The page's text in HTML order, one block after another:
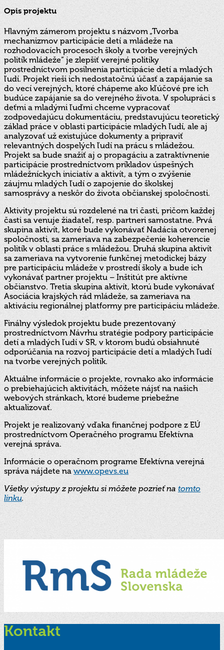
Opis projektu
Hlavným zámerom projektu s názvom „Tvorba
mechanizmov participácie detí a mládeže na
rozhodovacích procesoch školy a tvorbe verejných
politík mládeže“ je zlepšiť verejné politiky
prostredníctvom posilnenia participácie detí a mladých
ľudí. Projekt rieši ich nedostatočnú účasť a zapájanie sa
do vecí verejných, ktoré chápeme ako kľúčové pre ich
budúce zapájanie sa do verejného života. V spolupráci s
deťmi a mladými ľuďmi chceme vypracovať
zodpovedajúcu dokumentáciu, predstavujúcu teoretický
základ práce v oblasti participácie mladých ľudí, ale aj
analyzovať už existujúce dokumenty a pripraviť
relevantných dospelých ľudí na prácu s mládežou.
Projekt sa bude snažiť aj o propagáciu a zatraktívnenie
participácie prostredníctvom príkladov úspešných
mládežníckych iniciatív a aktivít, a tým o zvýšenie
záujmu mladých ľudí o zapojenie do školskej
samosprávy a neskôr do života občianskej spoločnosti.
Aktivity projektu sú rozdelené na tri časti, pričom každej
časti sa venuje žiadateľ, resp. partneri samostatne. Prvá
skupina aktivít, ktoré bude vykonávať Nadácia otvorenej
spoločnosti, sa zameriava na zabezpečenie koherencie
politík v oblasti práce s mládežou. Druhá skupina aktivít
sa zameriava na vytvorenie funkčnej metodickej bázy
pre participáciu mládeže v prostredí školy a bude ich
vykonávať partner projektu – Inštitút pre aktívne
občianstvo. Tretia skupina aktivít, ktorú bude vykonávať
Asociácia krajských rád mládeže, sa zameriava na
aktiváciu regionálnej platformy pre participáciu mládeže.
Finálny výsledok projektu bude prezentovaný
prostredníctvom Návrhu stratégie podpory participácie
detí a mladých ľudí v SR, v ktorom budú obsiahnuté
odporúčania na rozvoj participácie detí a mladých ľudí
na tvorbe verejných politík.
Aktuálne informácie o projekte, rovnako ako informácie
o prebiehajúcich aktivitách, môžete nájsť na našich
webových stránkach, ktoré budeme priebežne
aktualizovať.
Projekt je realizovaný vďaka finančnej podpore z EÚ
prostredníctvom Operačného programu Efektívna
verejná správa.
Informácie o operačnom programe Efektívna verejná
správa nájdete nawww.opevs.eu
Všetky výstupy z projektu si môžete pozrieť natomto
linku.
Kontakt